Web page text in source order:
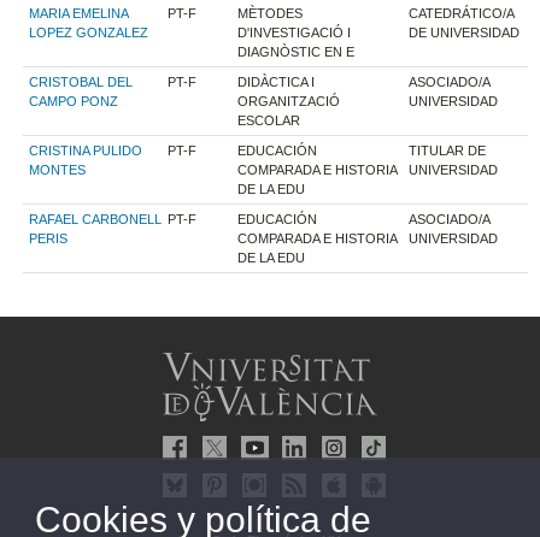
MARIA EMELINA
LOPEZ GONZALEZ
PT-F
MÈTODES
D'INVESTIGACIÓ I
DIAGNÒSTIC EN E
CATEDRÁTICO/A
DE UNIVERSIDAD
CRISTOBAL DEL
CAMPO PONZ
PT-F
DIDÀCTICA I
ORGANITZACIÓ
ESCOLAR
ASOCIADO/A
UNIVERSIDAD
CRISTINA PULIDO
MONTES
PT-F
EDUCACIÓN
COMPARADA E HISTORIA
DE LA EDU
TITULAR DE
UNIVERSIDAD
RAFAEL CARBONELL
PERIS
PT-F
EDUCACIÓN
COMPARADA E HISTORIA
DE LA EDU
ASOCIADO/A
UNIVERSIDAD
Cookies y política de